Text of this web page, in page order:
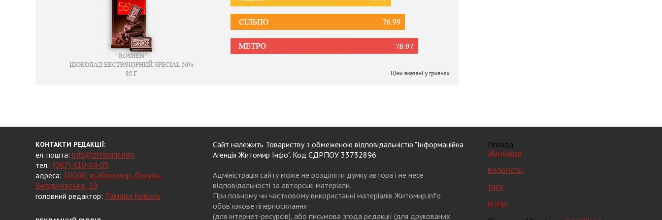
КОНТАКТИ РЕДАКЦІЇ:
ел. пошта: info@zhitomir.info
тел.: (067) 410-44-05
адреса: 10008, м.Житомир, Велика
Бердичівська, 19
головний редактор: Тамара Коваль
Сайт належить Товариству з обмеженою відповідальністю "Інформаційна
Агенція Житомир Інфо". Код ЄДРПОУ 33732896
Адміністрація сайту може не розділяти думку автора і не несе
відповідальності за авторські матеріали.
При повному чи частковому використанні матеріалів Житомир.info
обов’язкове гіперпосилання
(для інтернет-ресурсів), або письмова згода редакції (для друкованих
Погода
Житомир
вологість:
тиск:
вітер: